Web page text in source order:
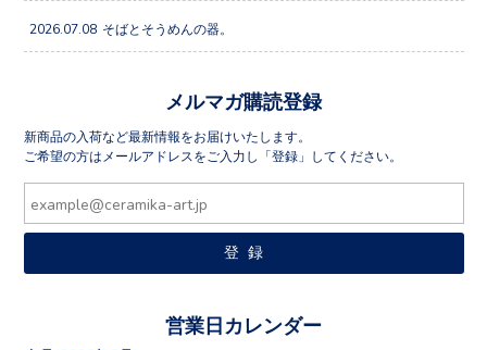
ご希望の方はメールアドレスをご入力し「登録」してください。